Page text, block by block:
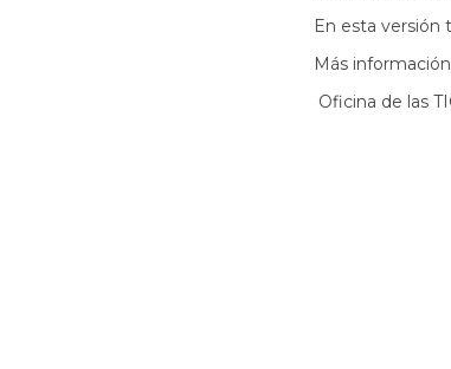
En esta versión
Más
Oficina de las